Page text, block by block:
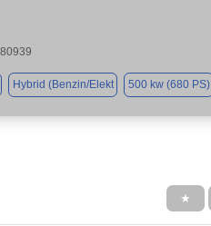
Hybrid (Benzin/Elekt 500 kw (680 PS)
★